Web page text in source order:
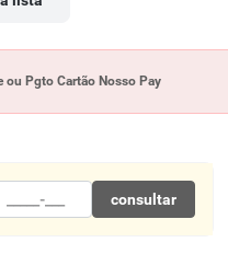
ou Pgto Cartão Nosso Pay
consultar